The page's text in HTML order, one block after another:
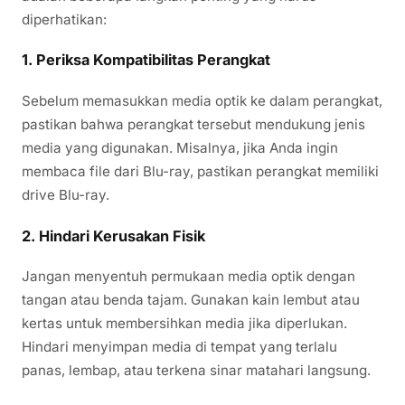
diperhatikan:
1. Periksa Kompatibilitas Perangkat
Sebelum memasukkan media optik ke dalam perangkat,
pastikan bahwa perangkat tersebut mendukung jenis
media yang digunakan. Misalnya, jika Anda ingin
membaca file dari Blu-ray, pastikan perangkat memiliki
drive Blu-ray.
2. Hindari Kerusakan Fisik
Jangan menyentuh permukaan media optik dengan
tangan atau benda tajam. Gunakan kain lembut atau
kertas untuk membersihkan media jika diperlukan.
Hindari menyimpan media di tempat yang terlalu
panas, lembap, atau terkena sinar matahari langsung.